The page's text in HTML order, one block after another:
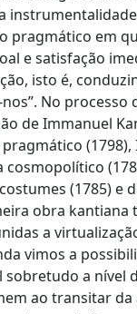
pragmático em
e satisfação
isto é,
No processo
de Immanuel
(1798),
(1785) e
obra
a
vimos a
a nível
ao transitar da